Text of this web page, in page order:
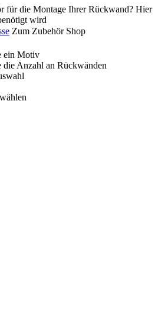
für die Montage Ihrer Rückwand? Hier
wird
Zum Zubehör Shop
ein Motiv
die Anzahl an Rückwänden